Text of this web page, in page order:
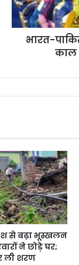
भारत-
काल
से बढ़ा भूस्खलन
ने छोड़े घर;
ली शरण